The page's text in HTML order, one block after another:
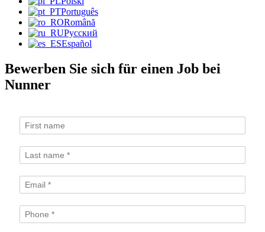
Português
Română
Русский
Español
Bewerben Sie sich für einen Job bei
Nunner